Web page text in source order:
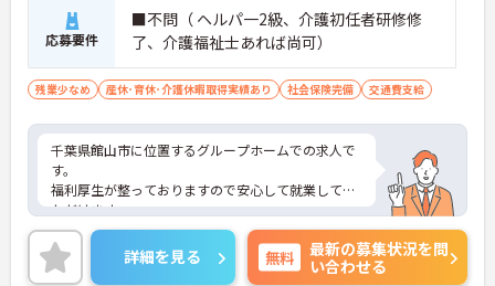
応募要件
■不問（ ヘルパ一2級、介護初任者研修修
了、介護福祉士あれば尚可）
残業少なめ 産休･育休･介護休暇取得実績あり 社会保険完備 交通費支給
千葉県館山市に位置するグループホームでの求人で
す。
福利厚生が整っておりますので安心して就業してい
ただけます。
ご興味のある方はお気軽にお問い合わせ下さい。
詳細を見る 無料
最新の募集状況を問
い合わせる